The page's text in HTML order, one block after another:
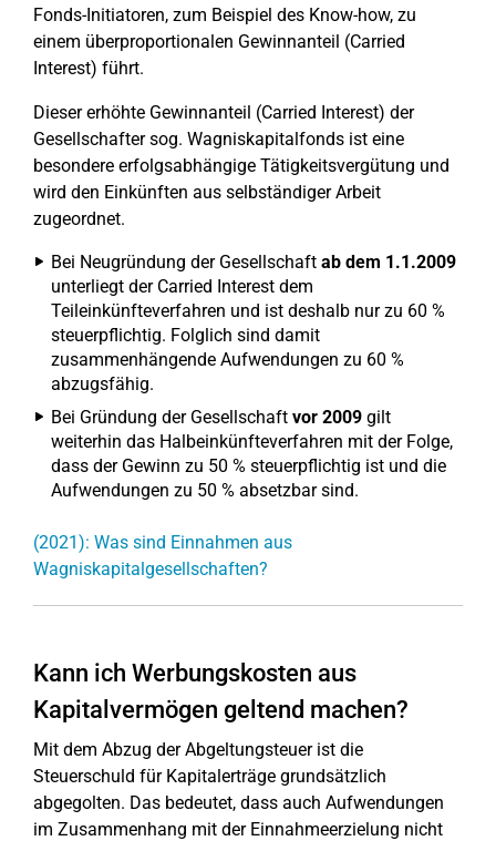
Fonds-Initiatoren, zum Beispiel des Know-how, zu
einem überproportionalen Gewinnanteil (Carried
Interest) führt.
Dieser erhöhte Gewinnanteil (Carried Interest) der
Gesellschafter sog. Wagniskapitalfonds ist eine
besondere erfolgsabhängige Tätigkeitsvergütung und
wird den Einkünften aus selbständiger Arbeit
zugeordnet.
Bei Neugründung der Gesellschaft ab dem 1.1.2009
unterliegt der Carried Interest dem
Teileinkünfteverfahren und ist deshalb nur zu 60 %
steuerpflichtig. Folglich sind damit
zusammenhängende Aufwendungen zu 60 %
abzugsfähig.
Bei Gründung der Gesellschaft vor 2009 gilt
weiterhin das Halbeinkünfteverfahren mit der Folge,
dass der Gewinn zu 50 % steuerpflichtig ist und die
Aufwendungen zu 50 % absetzbar sind.
(2021): Was sind Einnahmen aus
Wagniskapitalgesellschaften?
Kann ich Werbungskosten aus
Kapitalvermögen geltend machen?
Mit dem Abzug der Abgeltungsteuer ist die
Steuerschuld für Kapitalerträge grundsätzlich
abgegolten. Das bedeutet, dass auch Aufwendungen
im Zusammenhang mit der Einnahmeerzielung nicht